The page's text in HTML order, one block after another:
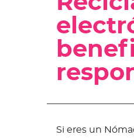
Si eres un